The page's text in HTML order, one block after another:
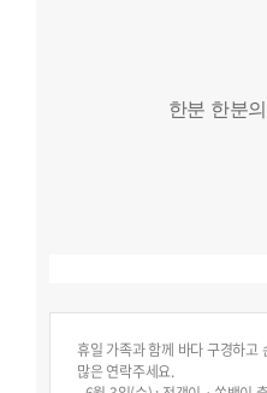
한분 한분
휴일 가족과 함께 바다 구경하고
많은 연락주세요.